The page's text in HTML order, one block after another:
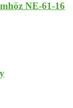
NE-61-16